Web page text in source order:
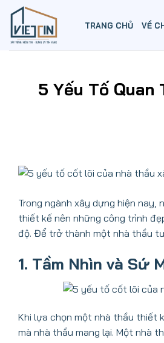
Skip
content
TRANG CHỦ VỀ
5 Yếu Tố
Trong ngành xây dựng hiện
thiết kế nên những công trình
độ. Để trở thành một nhà thầu
1. Tầm Nhìn và Sứ
Khi lựa chọn một nhà thầu thiết
mà nhà thầu mang lại. Một nhà